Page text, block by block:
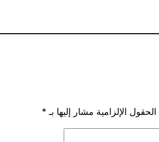
الحقول الإلزامية مشار إليها بـ *